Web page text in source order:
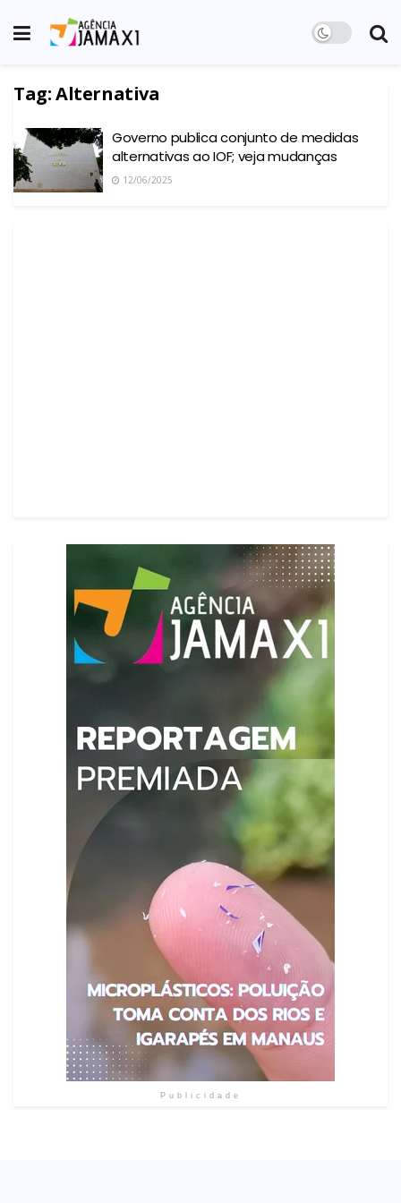
Tag:Alternativa
Governo publica conjunto de medidas
alternativas ao IOF; veja mudanças
12/06/2025
Publicidade